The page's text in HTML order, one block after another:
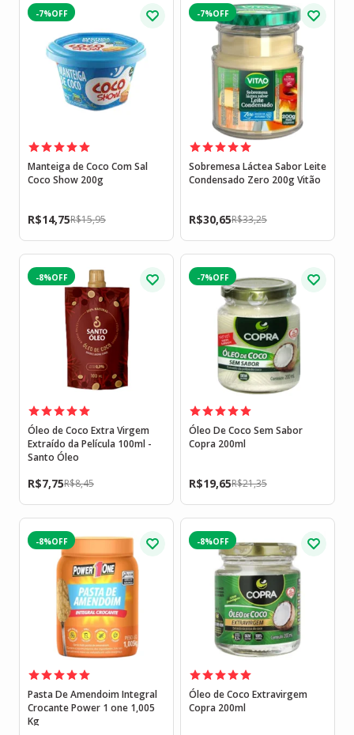
-7%
Manteiga de Coco Com Sal
Coco Show 200g
R$15,95
R$14,75
-7%
Sobremesa Láctea Sabor Leite
Condensado Zero 200g Vitão
R$33,25
R$30,65
-8%
Óleo de Coco Extra Virgem
Extraído da Película 100ml -
Santo Óleo
R$8,45
R$7,75
-7%
Óleo De Coco Sem Sabor
Copra 200ml
R$21,35
R$19,65
-8%
Pasta De Amendoim Integral
Crocante Power 1 one 1,005
Kg
-8%
Óleo de Coco Extravirgem
Copra 200ml